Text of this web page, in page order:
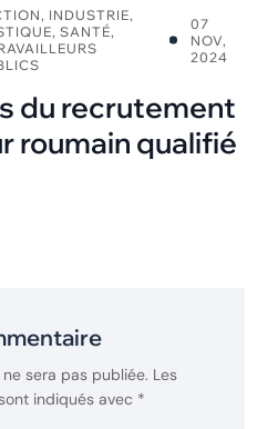
, INDUSTRIE,
, SANTÉ,
07
NOV,
2024
du recrutement
roumain qualifié
sera pas publiée. Les
indiqués avec *